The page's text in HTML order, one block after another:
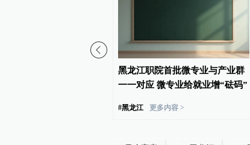
黑龙江职院首批微专业与产业群
一一对应 微专业给就业增“砝码”
#黑龙江 更多内容 >